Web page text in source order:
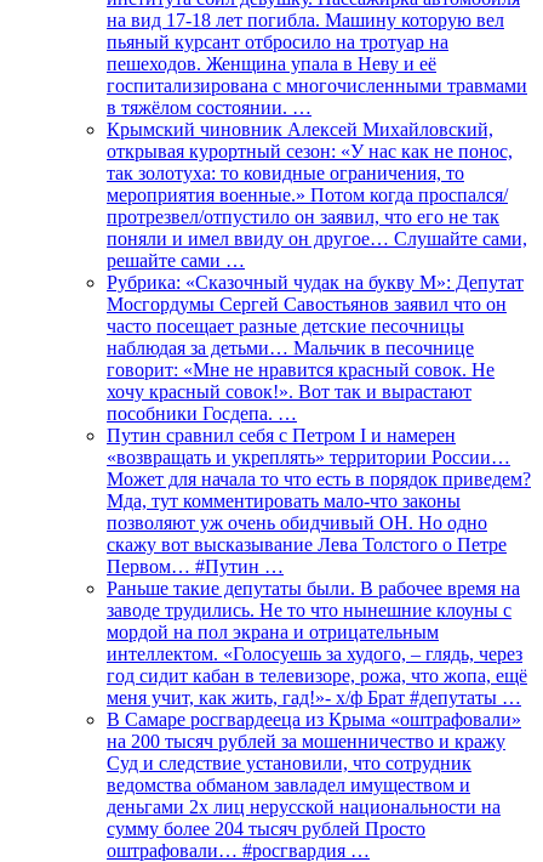
на вид 17-18 лет погибла. Машину которую вел
пьяный курсант отбросило на тротуар на
пешеходов. Женщина упала в Неву и её
госпитализирована с многочисленными травмами
в тяжёлом состоянии. …
Крымский чиновник Алексей Михайловский,
открывая курортный сезон: «У нас как не понос,
так золотуха: то ковидные ограничения, то
мероприятия военные.» Потом когда проспался/
протрезвел/отпустило он заявил, что его не так
поняли и имел ввиду он другое… Слушайте сами,
решайте сами …
Рубрика: «Сказочный чудак на букву М»: Депутат
Мосгордумы Сергей Савостьянов заявил что он
часто посещает разные детские песочницы
наблюдая за детьми… Мальчик в песочнице
говорит: «Мне не нравится красный совок. Не
хочу красный совок!». Вот так и вырастают
пособники Госдепа. …
Путин сравнил себя с Петром I и намерен
«возвращать и укреплять» территории России…
Может для начала то что есть в порядок приведем?
Мда, тут комментировать мало-что законы
позволяют уж очень обидчивый ОН. Но одно
скажу вот высказывание Лева Толстого о Петре
Первом… #Путин …
Раньше такие депутаты были. В рабочее время на
заводе трудились. Не то что нынешние клоуны с
мордой на пол экрана и отрицательным
интеллектом. «Голосуешь за худого, – глядь, через
год сидит кабан в телевизоре, рожа, что жопа, ещё
меня учит, как жить, гад!»- х/ф Брат #депутаты …
В Самаре росгвардееца из Крыма «оштрафовали»
на 200 тысяч рублей за мошенничество и кражу
Суд и следствие установили, что сотрудник
ведомства обманом завладел имуществом и
деньгами 2х лиц нерусской национальности на
сумму более 204 тысяч рублей Просто
оштрафовали… #росгвардия …